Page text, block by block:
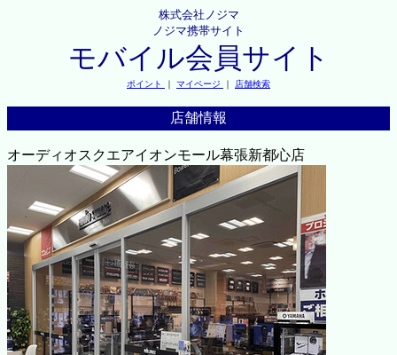
株式会社ノジマ
ノジマ携帯サイト
モバイル会員サイト
ポイント ｜ マイページ ｜ 店舗検索
店舗情報
オーディオスクエアイオンモール幕張新都心店